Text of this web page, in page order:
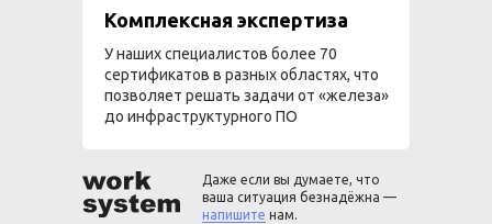
Комплексная экспертиза
У наших специалистов более 70
сертификатов в разных областях, что
позволяет решать задачи от «железа»
до инфраструктурного ПО
Даже если вы думаете, что
ваша ситуация безнадёжна —
напишите нам.